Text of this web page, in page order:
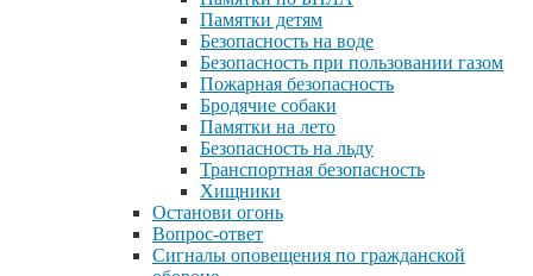
Памятки детям
Безопасность на воде
Безопасность при пользовании газом
Пожарная безопасность
Бродячие собаки
Памятки на лето
Безопасность на льду
Транспортная безопасность
Хищники
Останови огонь
Вопрос-ответ
Сигналы оповещения по гражданской